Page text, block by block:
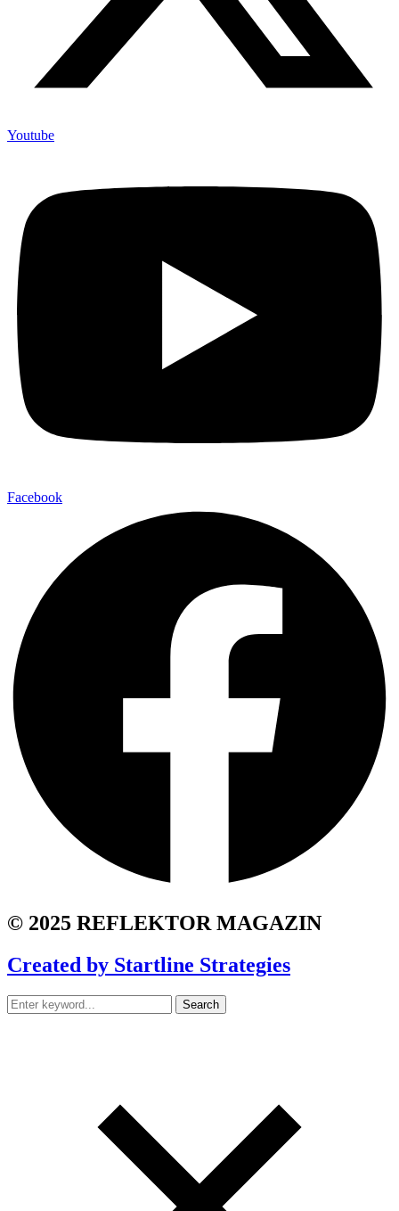
Youtube
Facebook
© 2025 REFLEKTOR MAGAZIN
Created by Startline Strategies
Search